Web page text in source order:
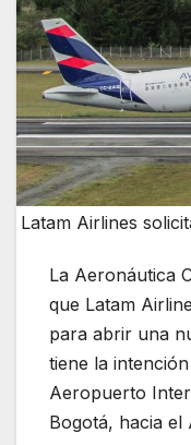
Latam Airlines
La Aeronáutica
que Latam
para abrir una
tiene la
Aeropuerto
Bogotá, hacia